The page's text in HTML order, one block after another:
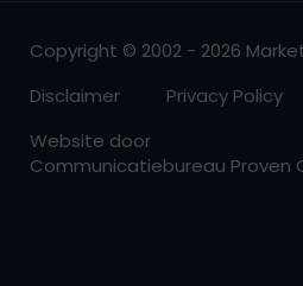
Copyright © 2002 - 2026
Disclaimer
Privacy Policy
Website door
Communicatiebureau Proven